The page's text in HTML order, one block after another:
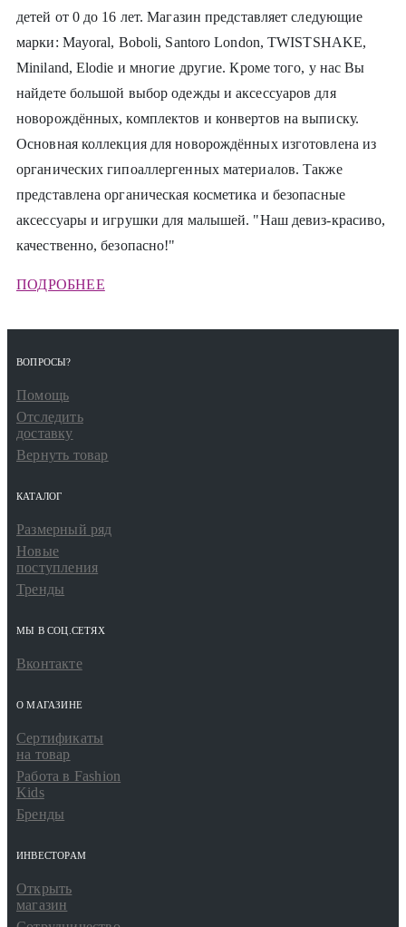
детей от 0 до 16 лет. Магазин представляет следующие
марки: Mayoral, Boboli, Santoro London, TWISTSHAKE,
Miniland, Elodie и многие другие. Кроме того, у нас Вы
найдете большой выбор одежды и аксессуаров для
новорождённых, комплектов и конвертов на выписку.
Основная коллекция для новорождённых изготовлена из
органических гипоаллергенных материалов. Также
представлена органическая косметика и безопасные
аксессуары и игрушки для малышей. "Наш девиз-красиво,
качественно, безопасно!"
ПОДРОБНЕЕ
ВОПРОСЫ?
Помощь
Отследить
доставку
Вернуть товар
КАТАЛОГ
Размерный ряд
Новые
поступления
Тренды
МЫ В СОЦ.СЕТЯХ
Вконтакте
О МАГАЗИНЕ
Сертификаты
на товар
Работа в Fashion
Kids
Бренды
ИНВЕСТОРАМ
Открыть
магазин